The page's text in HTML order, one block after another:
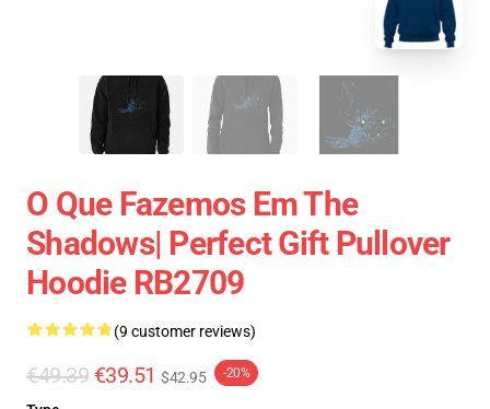
O Que Fazemos Em The
Shadows| Perfect Gift Pullover
Hoodie RB2709
(9 customer reviews)
€49.39 €39.51 $42.95 -20%